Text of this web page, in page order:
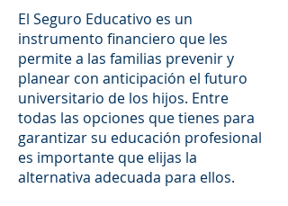
El Seguro Educativo es un
instrumento financiero que les
permite a las familias prevenir y
planear con anticipación el futuro
universitario de los hijos. Entre
todas las opciones que tienes para
garantizar su educación profesional
es importante que elijas la
alternativa adecuada para ellos.